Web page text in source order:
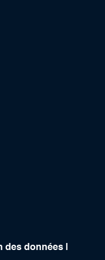
des données |